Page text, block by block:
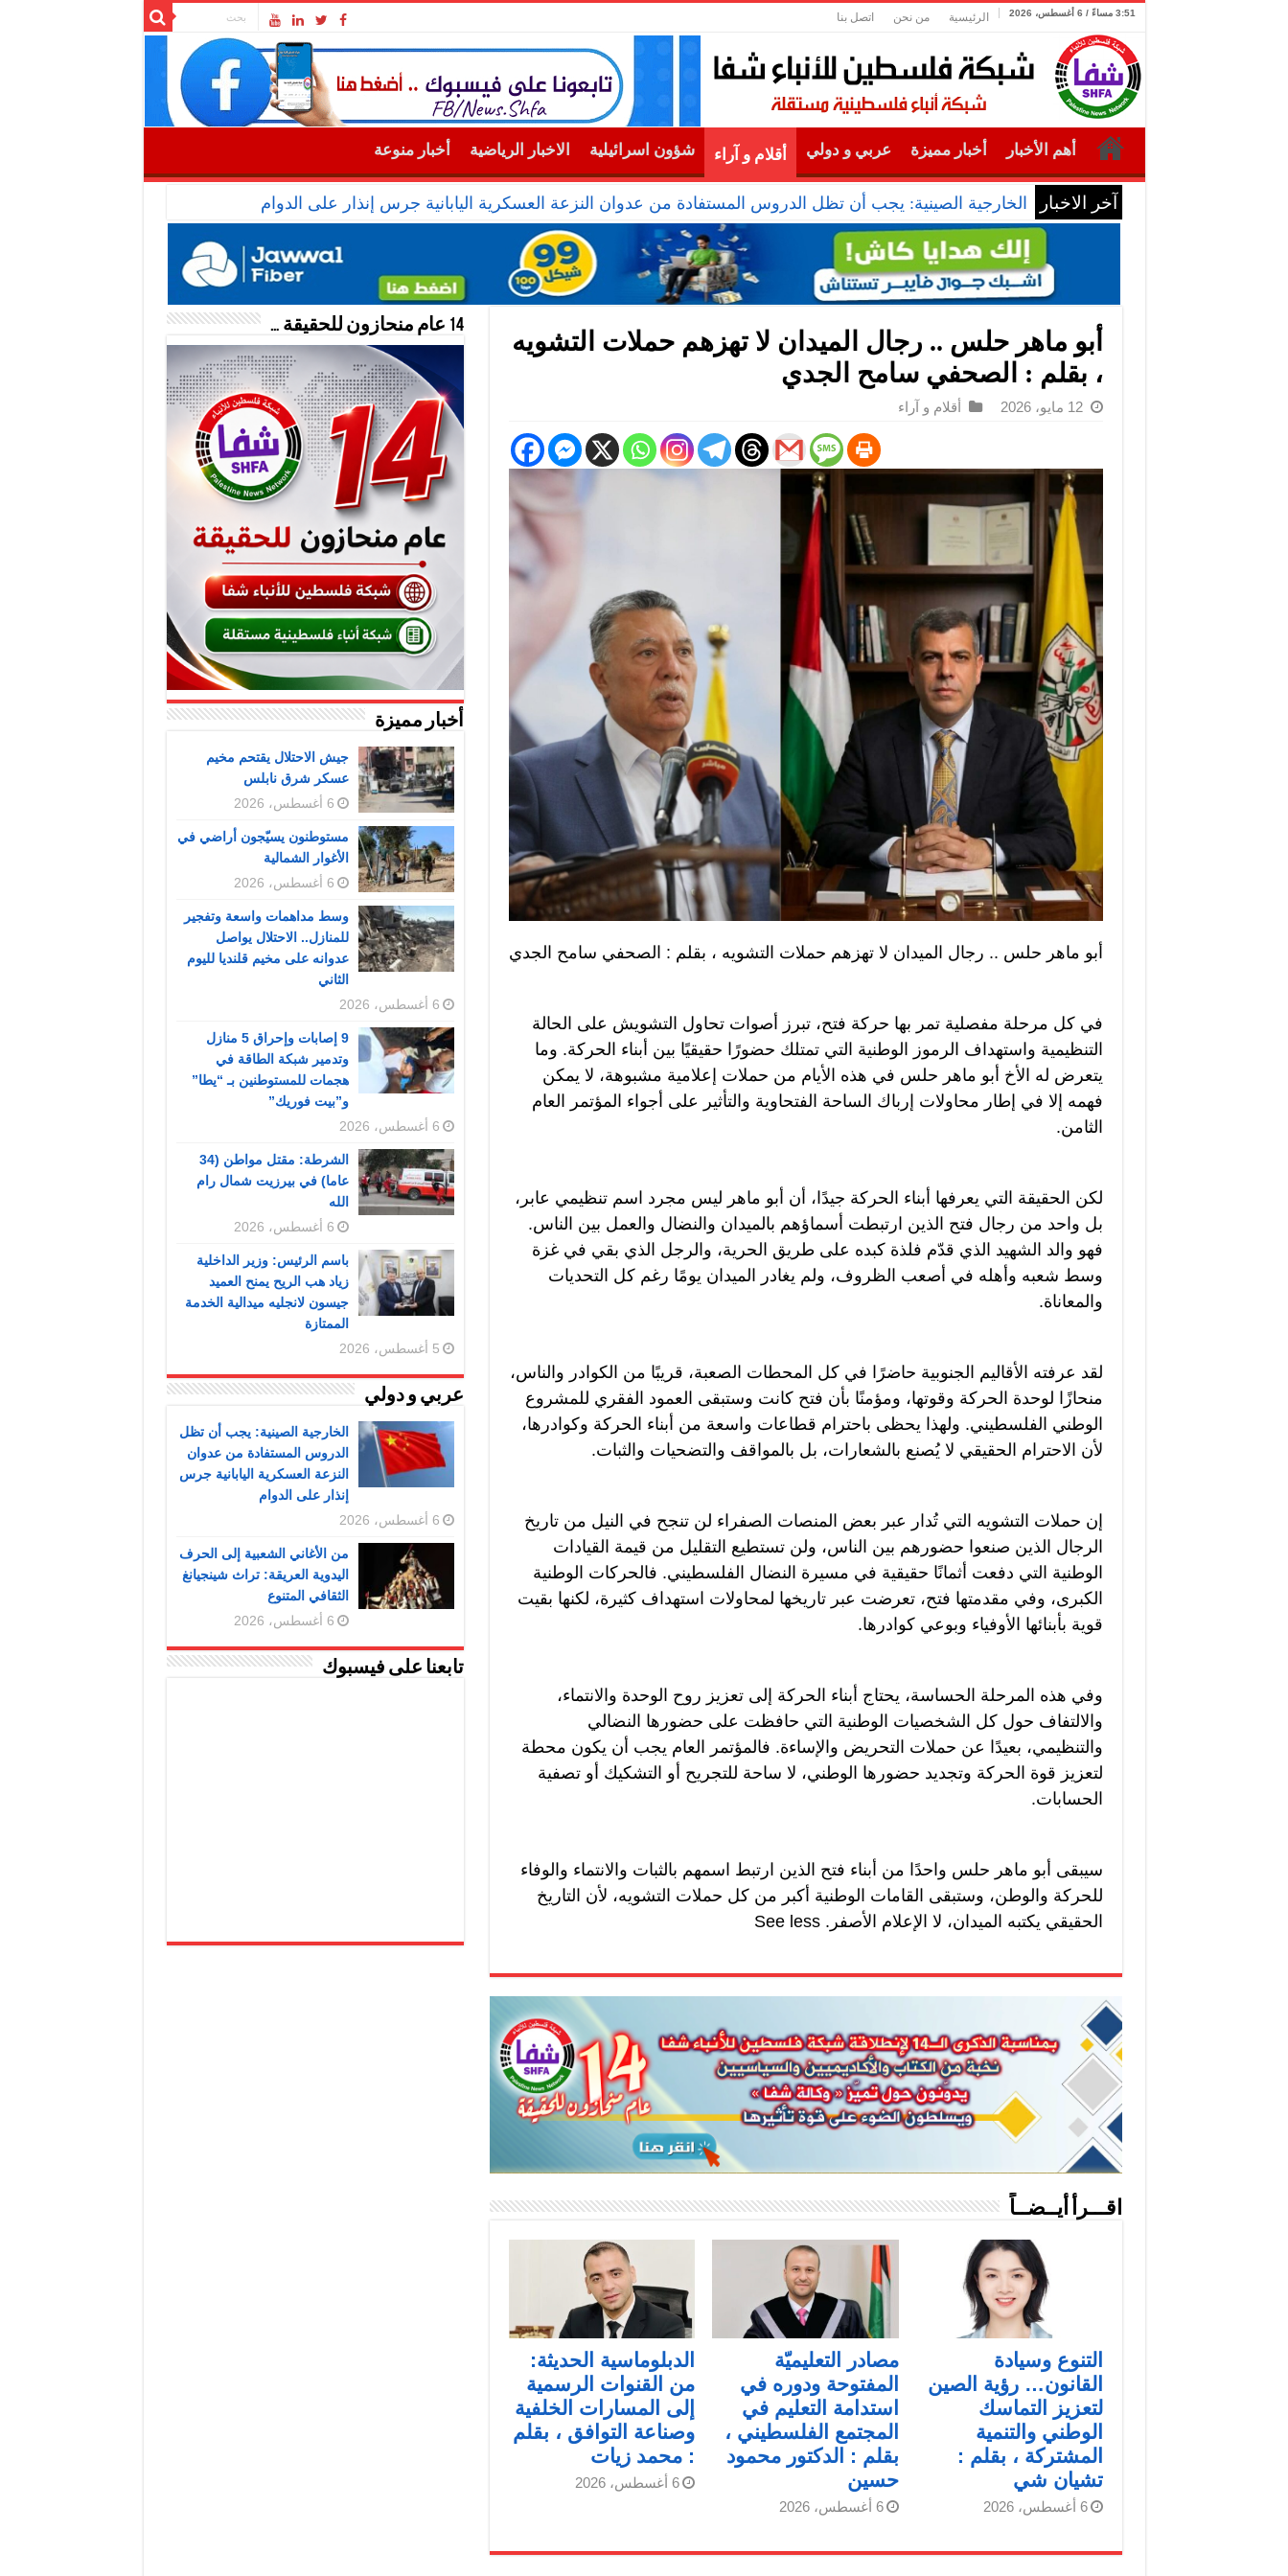
3:51 مساءً / 6 أغسطس، 2026 الرئيسية من نحن اتصل بنا
أهم الأخبار أخبار مميزة عربي و دولي أقلام و آراء شؤون اسرائيلية الاخبار الرياضية أخبار منوعة
آخر الاخبار الخارجية الصينية: يجب أن تظل الدروس المستفادة من عدوان النزعة العسكرية اليابانية جرس إنذار على الدوام
أبو ماهر حلس .. رجال الميدان لا تهزهم حملات التشويه
، بقلم : الصحفي سامح الجدي
12 مايو، 2026 أقلام و آراء
أبو ماهر حلس .. رجال الميدان لا تهزهم حملات التشويه ، بقلم : الصحفي سامح الجدي
في كل مرحلة مفصلية تمر بها حركة فتح، تبرز أصوات تحاول التشويش على الحالة
التنظيمية واستهداف الرموز الوطنية التي تمتلك حضورًا حقيقيًا بين أبناء الحركة. وما
يتعرض له الأخ أبو ماهر حلس في هذه الأيام من حملات إعلامية مشبوهة، لا يمكن
فهمه إلا في إطار محاولات إرباك الساحة الفتحاوية والتأثير على أجواء المؤتمر العام
الثامن.
لكن الحقيقة التي يعرفها أبناء الحركة جيدًا، أن أبو ماهر ليس مجرد اسم تنظيمي عابر،
بل واحد من رجال فتح الذين ارتبطت أسماؤهم بالميدان والنضال والعمل بين الناس.
فهو والد الشهيد الذي قدّم فلذة كبده على طريق الحرية، والرجل الذي بقي في غزة
وسط شعبه وأهله في أصعب الظروف، ولم يغادر الميدان يومًا رغم كل التحديات
والمعاناة.
لقد عرفته الأقاليم الجنوبية حاضرًا في كل المحطات الصعبة، قريبًا من الكوادر والناس،
منحازًا لوحدة الحركة وقوتها، ومؤمنًا بأن فتح كانت وستبقى العمود الفقري للمشروع
الوطني الفلسطيني. ولهذا يحظى باحترام قطاعات واسعة من أبناء الحركة وكوادرها،
لأن الاحترام الحقيقي لا يُصنع بالشعارات، بل بالمواقف والتضحيات والثبات.
إن حملات التشويه التي تُدار عبر بعض المنصات الصفراء لن تنجح في النيل من تاريخ
الرجال الذين صنعوا حضورهم بين الناس، ولن تستطيع التقليل من قيمة القيادات
الوطنية التي دفعت أثمانًا حقيقية في مسيرة النضال الفلسطيني. فالحركات الوطنية
الكبرى، وفي مقدمتها فتح، تعرضت عبر تاريخها لمحاولات استهداف كثيرة، لكنها بقيت
قوية بأبنائها الأوفياء وبوعي كوادرها.
وفي هذه المرحلة الحساسة، يحتاج أبناء الحركة إلى تعزيز روح الوحدة والانتماء،
والالتفاف حول كل الشخصيات الوطنية التي حافظت على حضورها النضالي
والتنظيمي، بعيدًا عن حملات التحريض والإساءة. فالمؤتمر العام يجب أن يكون محطة
لتعزيز قوة الحركة وتجديد حضورها الوطني، لا ساحة للتجريح أو التشكيك أو تصفية
الحسابات.
سيبقى أبو ماهر حلس واحدًا من أبناء فتح الذين ارتبط اسمهم بالثبات والانتماء والوفاء
للحركة والوطن، وستبقى القامات الوطنية أكبر من كل حملات التشويه، لأن التاريخ
الحقيقي يكتبه الميدان، لا الإعلام الأصفر. See less
اقـــرأ أيــضــاً
التنوع وسيادة
القانون… رؤية الصين
لتعزيز التماسك
الوطني والتنمية
المشتركة ، بقلم :
تشيان شي
6 أغسطس، 2026
مصادر التعليميّة
المفتوحة ودوره في
استدامة التعليم في
المجتمع الفلسطيني ،
بقلم : الدكتور محمود
حسين
6 أغسطس، 2026
الدبلوماسية الحديثة:
من القنوات الرسمية
إلى المسارات الخلفية
وصناعة التوافق ، بقلم
: محمد زيات
6 أغسطس، 2026
14 عام منحازون للحقيقة …
أخبار مميزة
جيش الاحتلال يقتحم مخيم
عسكر شرق نابلس
6 أغسطس، 2026
مستوطنون يسيّجون أراضي في
الأغوار الشمالية
6 أغسطس، 2026
وسط مداهمات واسعة وتفجير
للمنازل.. الاحتلال يواصل
عدوانه على مخيم قلنديا لليوم
الثاني
6 أغسطس، 2026
9 إصابات وإحراق 5 منازل
وتدمير شبكة الطاقة في
هجمات للمستوطنين بـ “يطا”
و”بيت فوريك”
6 أغسطس، 2026
الشرطة: مقتل مواطن (34
عاما) في بيرزيت شمال رام
الله
6 أغسطس، 2026
باسم الرئيس: وزير الداخلية
زياد هب الريح يمنح العميد
جيسون لانجليه ميدالية الخدمة
الممتازة
5 أغسطس، 2026
عربي و دولي
الخارجية الصينية: يجب أن تظل
الدروس المستفادة من عدوان
النزعة العسكرية اليابانية جرس
إنذار على الدوام
6 أغسطس، 2026
من الأغاني الشعبية إلى الحرف
اليدوية العريقة: تراث شينجيانغ
الثقافي المتنوع
6 أغسطس، 2026
تابعنا على فيسبوك